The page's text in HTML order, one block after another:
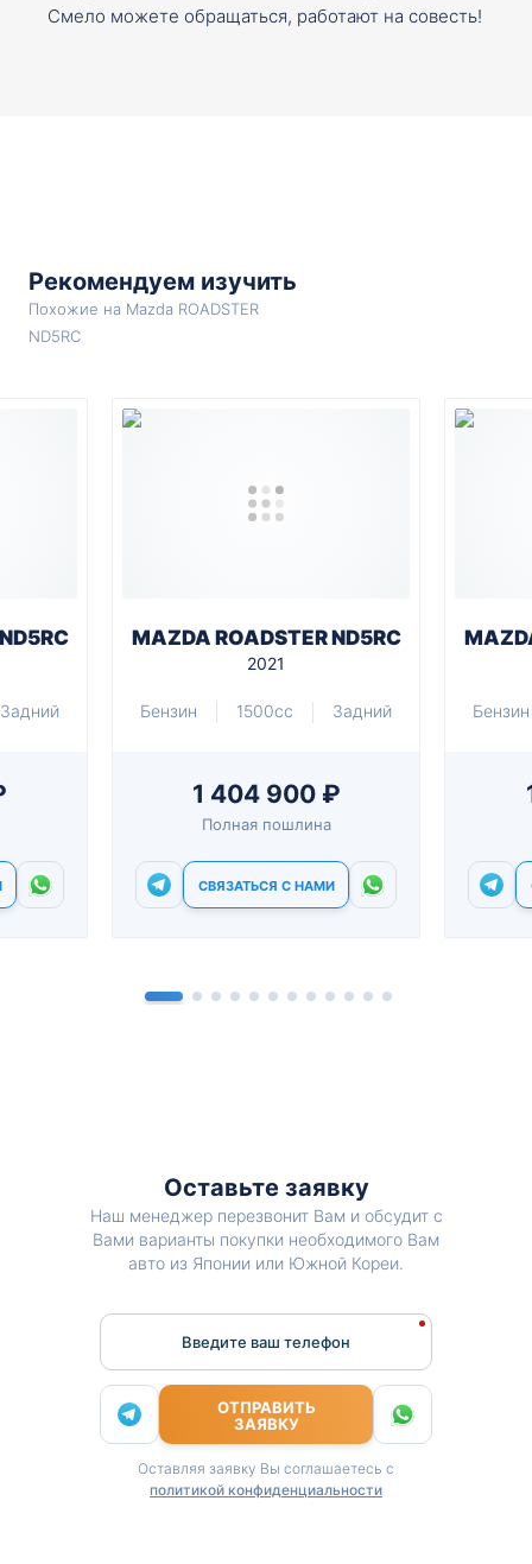
Смело можете обращаться, работают на совесть!
Рекомендуем изучить
Похожие на Mazda ROADSTER
ND5RC
Задний
MAZDA ROADSTER ND5RC
2021
Бензин 1500cc Задний
1 404 900 ₽
Полная пошлина
СВЯЗАТЬСЯ С НАМИ
Бензин
Оставьте заявку
Наш менеджер перезвонит Вам и обсудит с
Вами варианты покупки необходимого Вам
авто из Японии или Южной Кореи.
Введите ваш телефон
ОТПРАВИТЬ
ЗАЯВКУ
Оставляя заявку Вы соглашаетесь с
политикой конфиденциальности